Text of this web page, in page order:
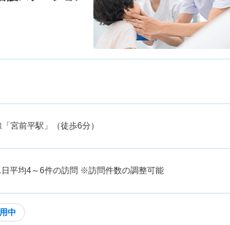
宮前平駅」（徒歩6分）
平均4～6件の訪問 ※訪問件数の調整可能
中